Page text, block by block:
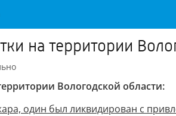
на территории
Вологодской области:
один был ликвидирован с